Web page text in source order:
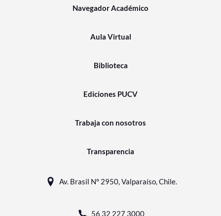
Navegador Académico
Aula Virtual
Biblioteca
Ediciones PUCV
Trabaja con nosotros
Transparencia
Av. Brasil N° 2950, Valparaíso, Chile.
56 32 227 3000